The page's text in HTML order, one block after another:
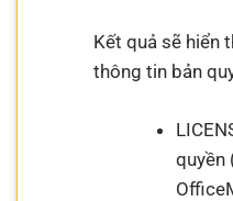
Kết quả sẽ hiển
thông tin bản
quyền